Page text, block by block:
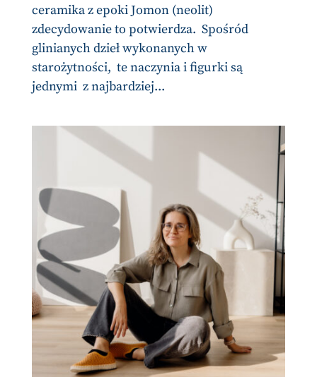
ceramika z epoki Jomon (neolit)
zdecydowanie to potwierdza. Spośród
glinianych dzieł wykonanych w
starożytności, te naczynia i figurki są
jednymi z najbardziej...